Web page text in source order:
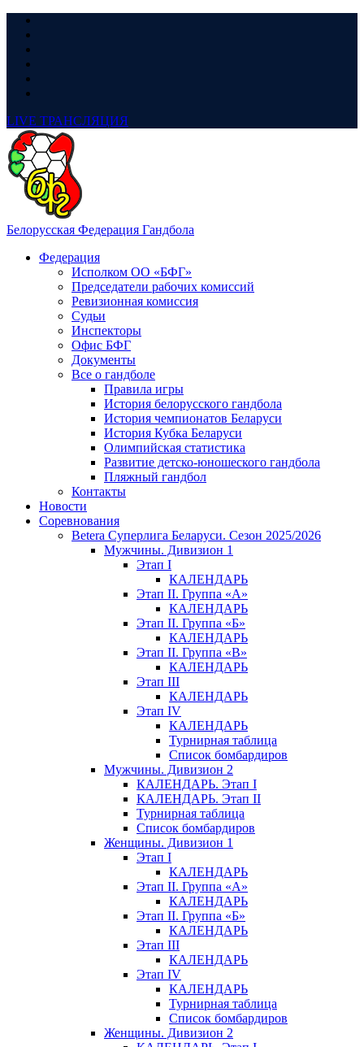
LIVE ТРАНСЛЯЦИЯ
Белорусская Федерация Гандбола
Федерация
Исполком ОО «БФГ»
Председатели рабочих комиссий
Ревизионная комиссия
Судьи
Инспекторы
Офис БФГ
Документы
Все о гандболе
Правила игры
История белорусского гандбола
История чемпионатов Беларуси
История Кубка Беларуси
Олимпийская статистика
Развитие детско-юношеского гандбола
Пляжный гандбол
Контакты
Новости
Соревнования
Betera Суперлига Беларуси. Сезон 2025/2026
Мужчины. Дивизион 1
Этап I
КАЛЕНДАРЬ
Этап II. Группа «А»
КАЛЕНДАРЬ
Этап II. Группа «Б»
КАЛЕНДАРЬ
Этап II. Группа «В»
КАЛЕНДАРЬ
Этап III
КАЛЕНДАРЬ
Этап IV
КАЛЕНДАРЬ
Турнирная таблица
Список бомбардиров
Мужчины. Дивизион 2
КАЛЕНДАРЬ. Этап I
КАЛЕНДАРЬ. Этап II
Турнирная таблица
Список бомбардиров
Женщины. Дивизион 1
Этап I
КАЛЕНДАРЬ
Этап II. Группа «А»
КАЛЕНДАРЬ
Этап II. Группа «Б»
КАЛЕНДАРЬ
Этап III
КАЛЕНДАРЬ
Этап IV
КАЛЕНДАРЬ
Турнирная таблица
Список бомбардиров
Женщины. Дивизион 2